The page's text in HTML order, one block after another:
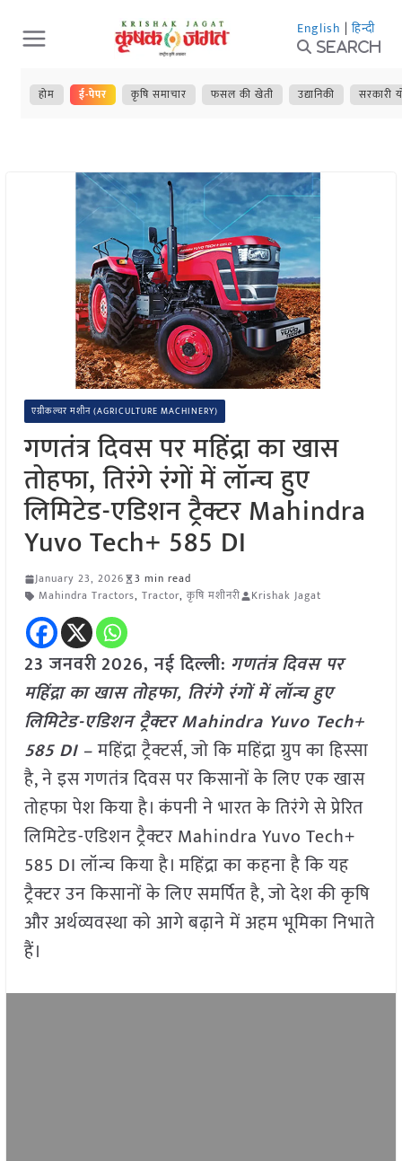
Skip
to
content
English | हिन्दी
Search
होम ई-पेपर कृषि समाचार फसल की खेती उद्यानिकी सरकारी
एग्रीकल्चर मशीन (AGRICULTURE MACHINERY)
गणतंत्र दिवस पर महिंद्रा का खास
तोहफा, तिरंगे रंगों में लॉन्च हुए
लिमिटेड-एडिशन ट्रैक्टर Mahindra
Yuvo Tech+ 585 DI
January 23, 2026
3 min read
Mahindra Tractors, Tractor, कृषि मशीनरी Krishak Jagat
23 जनवरी2026,नई दिल्ली: गणतंत्र दिवस पर
महिंद्रा का खास तोहफा, तिरंगे रंगों में लॉन्च हुए
लिमिटेड-एडिशन ट्रैक्टर Mahindra Yuvo Tech+
585 DI –महिंद्रा ट्रैक्टर्स, जो कि महिंद्रा ग्रुप का हिस्सा
है, ने इस गणतंत्र दिवस पर किसानों के लिए एक खास
तोहफा पेश किया है। कंपनी ने भारत के तिरंगे से प्रेरित
लिमिटेड-एडिशन ट्रैक्टर Mahindra Yuvo Tech+
585 DI लॉन्च किया है। महिंद्रा का कहना है कि यह
ट्रैक्टर उन किसानों के लिए समर्पित है, जो देश की कृषि
और अर्थव्यवस्था को आगे बढ़ाने में अहम भूमिका निभाते
हैं।